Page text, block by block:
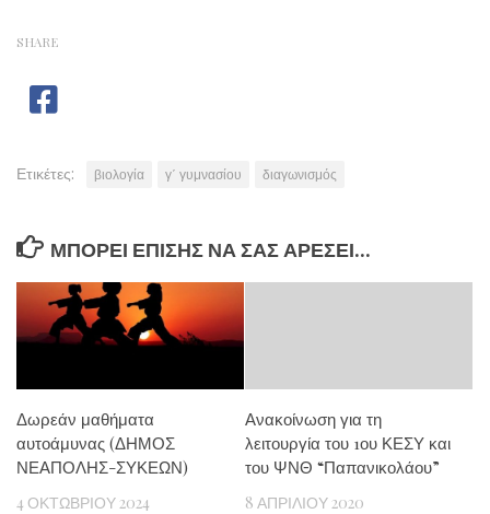
SHARE
Ετικέτες: βιολογία γ΄ γυμνασίου διαγωνισμός
ΜΠΟΡΕΊ ΕΠΊΣΗΣ ΝΑ ΣΑΣ ΑΡΈΣΕΙ...
Δωρεάν μαθήματα
αυτοάμυνας (ΔΗΜΟΣ
ΝΕΑΠΟΛΗΣ-ΣΥΚΕΩΝ)
4 ΟΚΤΩΒΡΊΟΥ 2024
Ανακοίνωση για τη
λειτουργία του 1ου ΚΕΣΥ και
του ΨΝΘ “Παπανικολάου”
8 ΑΠΡΙΛΊΟΥ 2020